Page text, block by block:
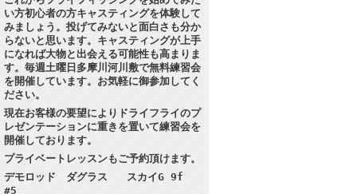
い方初心者の方キャスティングを体験して
みましょう。投げてみないと面白さも分か
らないと思います。キャスティングが上手
になれば大物と出会える可能性も高まりま
す。毎週土曜日多摩川河川敷で無料練習会
を開催しています。お気軽に御参加してく
ださい。
現在お客様の要望によりドライフライのプ
レゼンテーションに重きを置いて練習会を
開催しております。
プライベートレッスンもご予約頂けます。
デモロッド ダグラス スカイG 9f
#5